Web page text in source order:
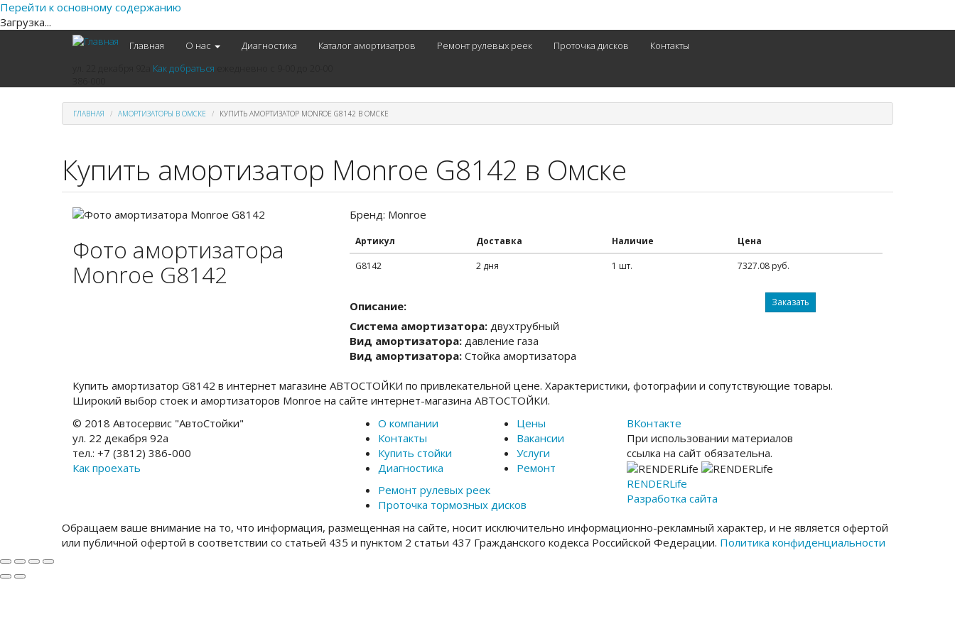
Перейти к основному содержанию
Загрузка...
Главная О нас Диагностика Каталог амортизатров Ремонт рулевых реек Проточка дисков
Контакты
Как добраться
ГЛАВНАЯ АМОРТИЗАТОРЫ В ОМСКЕ КУПИТЬ АМОРТИЗАТОР MONROE G8142 В ОМСКЕ
Купить амортизатор Monroe G8142 в Омске
Фото амортизатора
Monroe G8142
Бренд: Monroe
Артикул Доставка Наличие Цена
G8142 2 дня 1 шт. 7327.08 руб.
Описание:
Система амортизатора: двухтрубный
Вид амортизатора: давление газа
Вид амортизатора: Стойка амортизатора
Заказать
Купить амортизатор G8142 в интернет магазине АВТОСТОЙКИ по привлекательной цене. Характеристики, фотографии и сопутствующие товары.
Широкий выбор стоек и амортизаторов Monroe на сайте интернет-магазина АВТОСТОЙКИ.
© 2018 Автосервис "АвтоСтойки"
ул. 22 декабря 92а
тел.: +7 (3812) 386-000
Как проехать
О компании
Контакты
Купить стойки
Диагностика
Цены
Вакансии
Услуги
Ремонт
Ремонт рулевых реек
Проточка тормозных дисков
ВКонтакте
При использовании материалов
ссылка на сайт обязательна.
RENDERLife
Разработка сайта
Обращаем ваше внимание на то, что информация, размещенная на сайте, носит исключительно информационно-рекламный характер, и не является офертой
или публичной офертой в соответствии со статьей 435 и пунктом 2 статьи 437 Гражданского кодекса Российской Федерации. Политика конфиденциальности